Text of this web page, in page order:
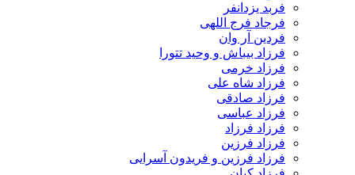
فربد یزدانفر
فرجاد فرج اللهی
فردین آر وان
فرزاد بیباش و وحید تتورا
فرزاد خرمی
فرزاد شاه علی
فرزاد صادقی
فرزاد عباسی
فرزاد فرزاد
فرزاد فرزین
فرزاد فرزین و فریدون آسرایی